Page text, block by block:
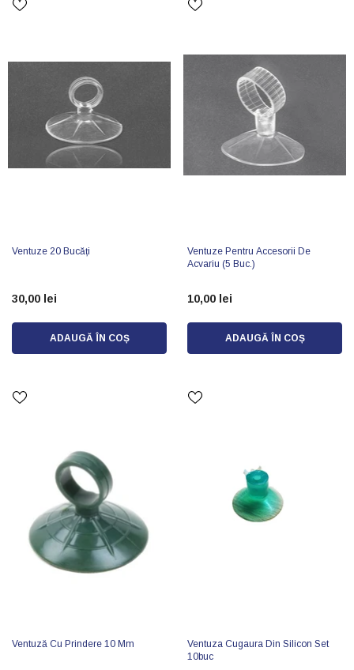
Ventuze 20 Bucăți
30,00 lei
ADAUGĂ ÎN COȘ
Ventuze Pentru Accesorii De
Acvariu (5 Buc.)
10,00 lei
ADAUGĂ ÎN COȘ
Ventuză Cu Prindere 10 Mm
Ventuza Cugaura Din Silicon Set
10buc